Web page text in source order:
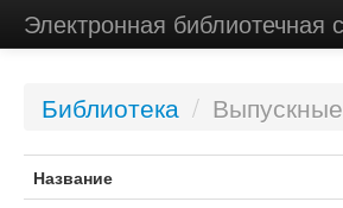
Электронная библиотечная
Библиотека /
Название